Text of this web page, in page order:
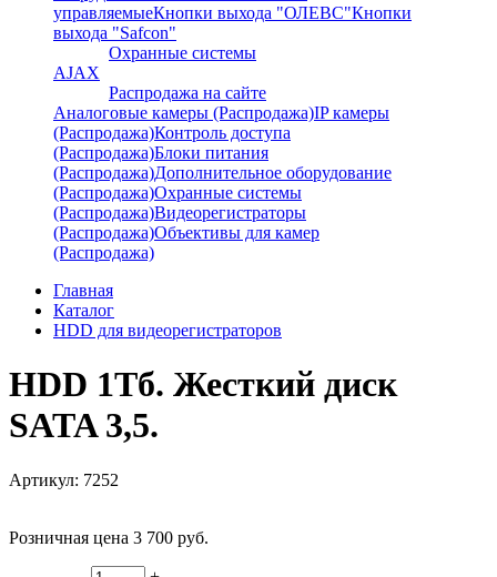
управляемыеКнопки выхода "ОЛЕВС"Кнопки
выхода "Safcon"
Охранные системы
AJAX
Распродажа на сайте
Аналоговые камеры (Распродажа)IP камеры
(Распродажа)Контроль доступа
(Распродажа)Блоки питания
(Распродажа)Дополнительное оборудование
(Распродажа)Охранные системы
(Распродажа)Видеорегистраторы
(Распродажа)Объективы для камер
(Распродажа)
Главная
Каталог
HDD для видеорегистраторов
HDD 1Тб. Жесткий диск
SATA 3,5.
Артикул: 7252
Розничная цена 3 700 руб.